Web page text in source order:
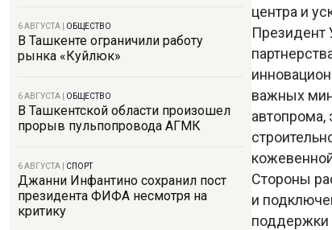
6 АВГУСТА ОБЩЕСТВО
В Ташкенте ограничили работу
рынка «Куйлюк»
6 АВГУСТА ОБЩЕСТВО
В Ташкентской области произошел
прорыв пульпопровода АГМК
6 АВГУСТА СПОРТ
Джанни Инфантино сохранил пост
президента ФИФА несмотря на
критику
центра и
Президент
важных
автопрома,
Стороны
и
поддержки